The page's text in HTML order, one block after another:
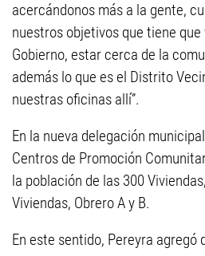
acercándonos más a la gente,
nuestros objetivos que tiene
Gobierno, estar cerca de la
además lo que es el Distrito
nuestras oficinas allí”.
En la nueva delegación
Centros de Promoción
la población de las 300
Viviendas, Obrero A y B.
En este sentido, Pereyra agregó